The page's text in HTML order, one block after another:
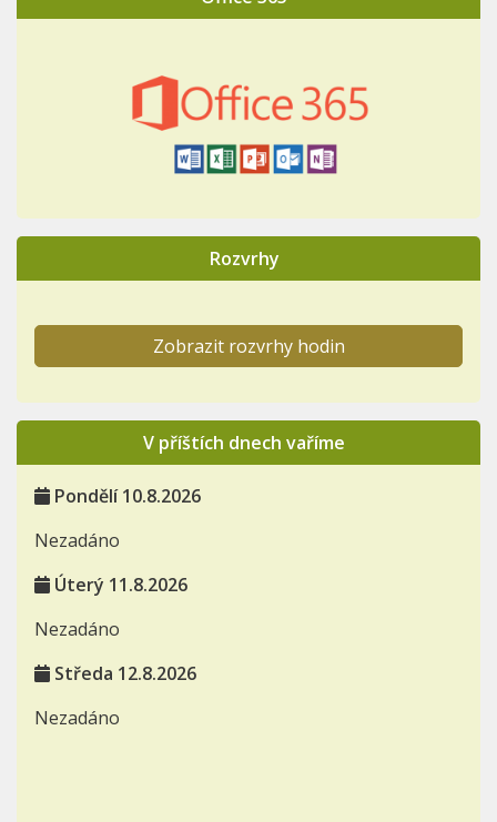
Rozvrhy
Zobrazit rozvrhy hodin
V příštích dnech vaříme
Pondělí 10.8.2026
Nezadáno
Úterý 11.8.2026
Nezadáno
Středa 12.8.2026
Nezadáno